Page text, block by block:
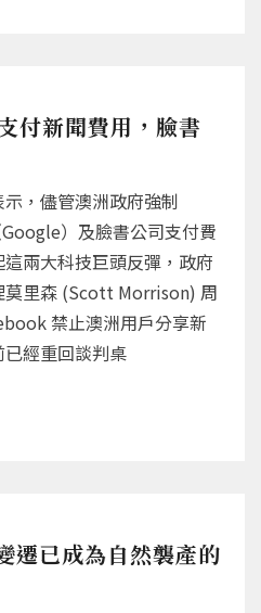
付新聞費用，臉書
，儘管澳洲政府強制
）及臉書公司支付費
兩大科技巨頭反彈，政府
莫里森 (Scott Morrison) 周
禁止澳洲用戶分享新
經重回談判桌
遷已成為自然襲產的